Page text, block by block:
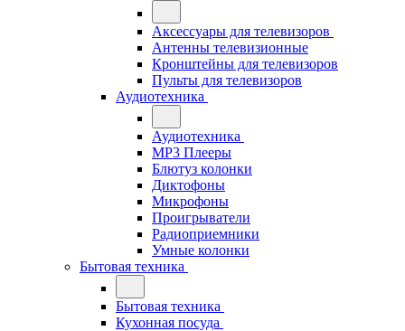
Аксессуары для телевизоров
Антенны телевизионные
Кронштейны для телевизоров
Пульты для телевизоров
Аудиотехника
Аудиотехника
MP3 Плееры
Блютуз колонки
Диктофоны
Микрофоны
Проигрыватели
Радиоприемники
Умные колонки
Бытовая техника
Бытовая техника
Кухонная посуда